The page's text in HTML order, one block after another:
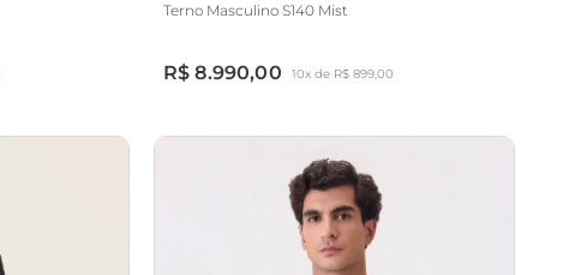
Terno Masculino S140 Mist
R$ 8.990,00 10x de R$ 899,00